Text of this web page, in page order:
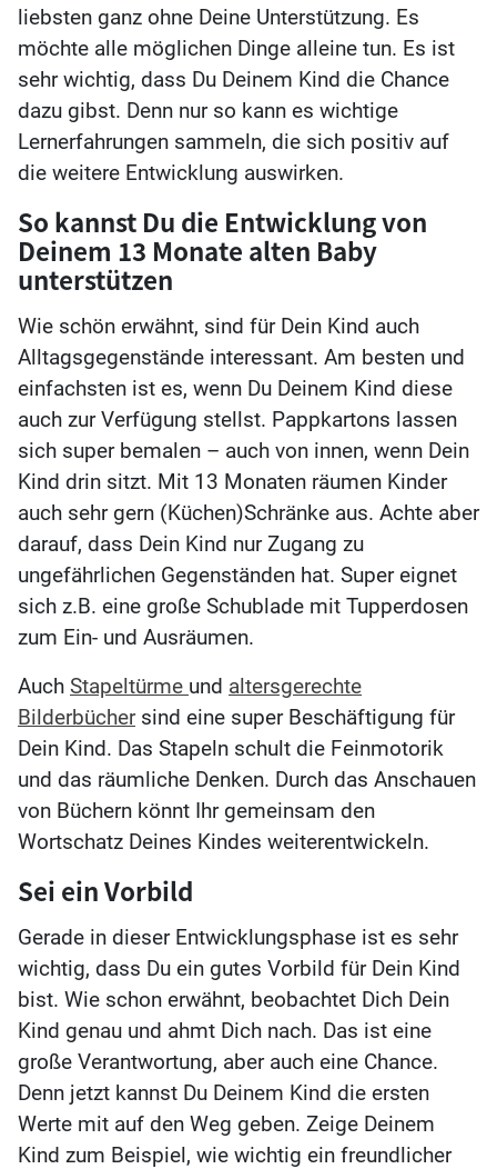
liebsten ganz ohne Deine Unterstützung. Es
möchte alle möglichen Dinge alleine tun. Es ist
sehr wichtig, dass Du Deinem Kind die Chance
dazu gibst. Denn nur so kann es wichtige
Lernerfahrungen sammeln, die sich positiv auf
die weitere Entwicklung auswirken.
So kannst Du die Entwicklung von
Deinem 13 Monate alten Baby
unterstützen
Wie schön erwähnt, sind für Dein Kind auch
Alltagsgegenstände interessant. Am besten und
einfachsten ist es, wenn Du Deinem Kind diese
auch zur Verfügung stellst. Pappkartons lassen
sich super bemalen – auch von innen, wenn Dein
Kind drin sitzt. Mit 13 Monaten räumen Kinder
auch sehr gern (Küchen)Schränke aus. Achte aber
darauf, dass Dein Kind nur Zugang zu
ungefährlichen Gegenständen hat. Super eignet
sich z.B. eine große Schublade mit Tupperdosen
zum Ein- und Ausräumen.
Auch Stapeltürme und altersgerechte
Bilderbüchersind eine super Beschäftigung für
Dein Kind. Das Stapeln schult die Feinmotorik
und das räumliche Denken. Durch das Anschauen
von Büchern könnt Ihr gemeinsam den
Wortschatz Deines Kindes weiterentwickeln.
Sei ein Vorbild
Gerade in dieser Entwicklungsphase ist es sehr
wichtig, dass Du ein gutes Vorbild für Dein Kind
bist. Wie schon erwähnt, beobachtet Dich Dein
Kind genau und ahmt Dich nach. Das ist eine
große Verantwortung, aber auch eine Chance.
Denn jetzt kannst Du Deinem Kind die ersten
Werte mit auf den Weg geben. Zeige Deinem
Kind zum Beispiel, wie wichtig ein freundlicher